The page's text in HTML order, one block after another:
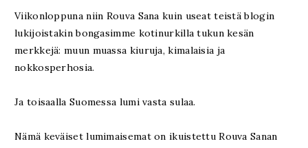
Viikonloppuna niin Rouva Sana kuin useat teistä blogin
lukijoistakin bongasimme kotinurkilla tukun kesän
merkkejä: muun muassa kiuruja, kimalaisia ja
nokkosperhosia.
Ja toisaalla Suomessa lumi vasta sulaa.
Nämä keväiset lumimaisemat on ikuistettu Rouva Sanan